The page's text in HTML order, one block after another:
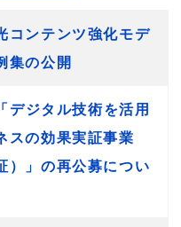
コンテンツ強化モデ
集の公開
デジタル技術を活用
スの効果実証事業
）」の再公募につい